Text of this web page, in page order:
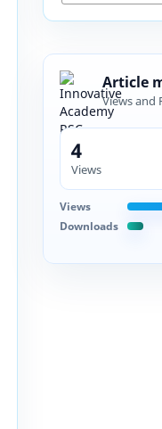
Article
Views and
4
Views
Views
Downloads